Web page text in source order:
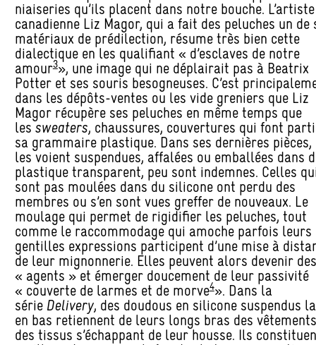
niaiseries qu’ils placent dans notre bouche. L’artiste
canadienne Liz Magor, qui a fait des peluches un de
matériaux de prédilection, résume très bien cette
dialectique en les qualifiant « d’esclaves de notre
amour3», une image qui ne déplairait pas à Beatrix
Potter et ses souris besogneuses. C’est
dans les dépôts-ventes ou les vide greniers que Liz
Magor récupère ses peluches en même temps que
lessweaters, chaussures, couvertures qui font
sa grammaire plastique. Dans ses dernières pièces,
les voient suspendues, affalées ou emballées dans
plastique transparent, peu sont indemnes. Celles
sont pas moulées dans du silicone ont perdu des
membres ou s’en sont vues greffer de nouveaux. Le
moulage qui permet de rigidifier les peluches, tout
comme le raccommodage qui amoche parfois leurs
gentilles expressions participent d’une mise à
de leur mignonnerie. Elles peuvent alors devenir des
« agents » et émerger doucement de leur passivité
« couverte de larmes et de morve4». Dans la
série Delivery, des doudous en silicone suspendus
en bas retiennent de leurs longs bras des
des tissus s’échappant de leur housse. Ils